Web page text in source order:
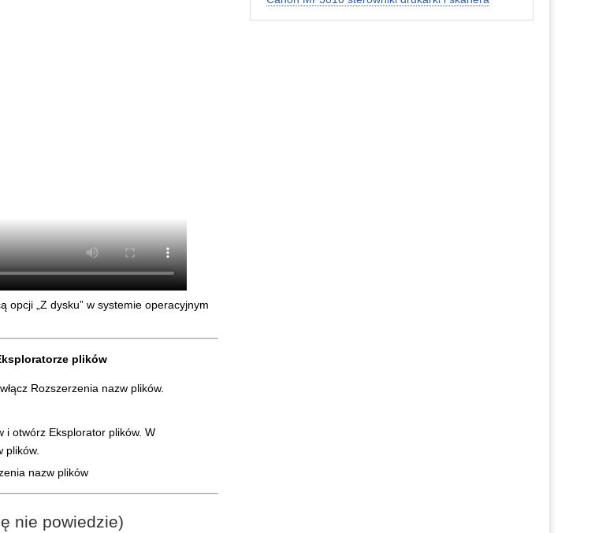
„Z dysku” w systemie operacyjnym
plików
Rozszerzenia nazw plików.
i otwórz Eksplorator plików. W
nie powiedzie)